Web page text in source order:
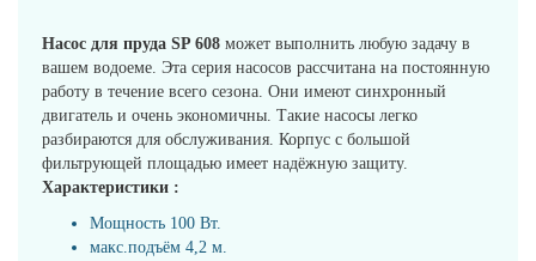
Насос для пруда SP 608 может выполнить любую задачу в
вашем водоеме. Эта серия насосов рассчитана на постоянную
работу в течение всего сезона. Они имеют синхронный
двигатель и очень экономичны. Такие насосы легко
разбираются для обслуживания. Корпус с большой
фильтрующей площадью имеет надёжную защиту.
Характеристики :
Мощность 100 Вт.
макс.подъём 4,2 м.